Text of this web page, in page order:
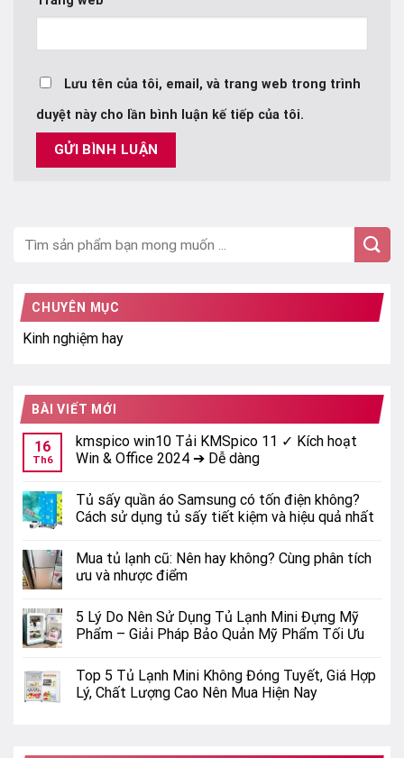
CHUYÊN MỤC
Kinh nghiệm hay
BÀI VIẾT MỚI
16
Th6
kmspico win10 Tải KMSpico 11 ✓ Kích hoạt
Win & Office 2024 ➔ Dễ dàng
Tủ sấy quần áo Samsung có tốn điện không?
Cách sử dụng tủ sấy tiết kiệm và hiệu quả nhất
Mua tủ lạnh cũ: Nên hay không? Cùng phân tích
ưu và nhược điểm
5 Lý Do Nên Sử Dụng Tủ Lạnh Mini Đựng Mỹ
Phẩm – Giải Pháp Bảo Quản Mỹ Phẩm Tối Ưu
Top 5 Tủ Lạnh Mini Không Đóng Tuyết, Giá Hợp
Lý, Chất Lượng Cao Nên Mua Hiện Nay
Lưu tên của tôi, email, và trang web trong trình
duyệt này cho lần bình luận kế tiếp của tôi.